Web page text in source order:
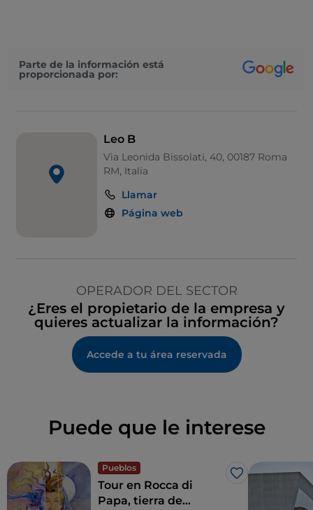
Parte de la información está
proporcionada por:
Leo B
Via Leonida Bissolati, 40, 00187 Roma
RM, Italia
Llamar
Página web
OPERADOR DEL SECTOR
¿Eres el propietario de la empresa y
quieres actualizar la información?
Accede a tu área reservada
Puede que le interese
Pueblos
Me gusta
Tour en Rocca di
Papa, tierra de